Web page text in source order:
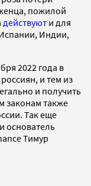
пожилой
действуют и для
Индии,
2022 года в
и тем из
и получить
законам также
Так еще
основатель
Тимур